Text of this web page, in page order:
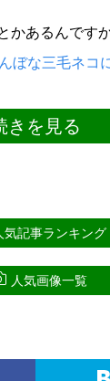
かあるんです
ぼな三毛ネコ
きを見る
気記事ランキング
人気画像一覧